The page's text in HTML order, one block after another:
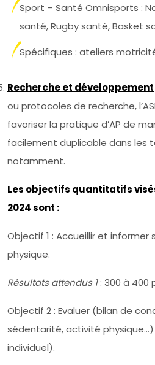
Sport – Santé Omnisports :
santé, Rugby santé, Basket
Spécifiques : ateliers
Recherche et développement
ou protocoles de recherche,
favoriser la pratique d’AP de
facilement duplicable dans les
notamment.
Les objectifs quantitatifs
2024 sont :
Objectif 1 : Accueillir et informer
physique.
Résultats attendus 1: 300 à 400
Objectif 2: Evaluer (bilan de
sédentarité, activité
individuel).